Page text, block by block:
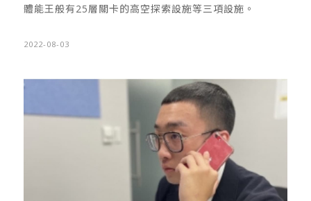
體能王般有25層關卡的高空探索設施等三項設施。
2022-08-03